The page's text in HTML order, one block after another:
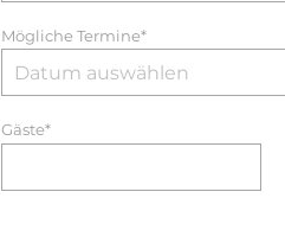
Mögliche Termine*
Gäste*